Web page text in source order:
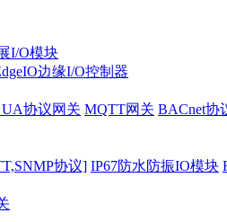
I/O模块
边缘I/O控制器
UA协议网关 MQTT网关 BACnet协
协议] IP67防水防振IO模块